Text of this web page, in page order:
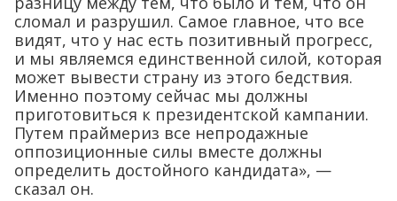
сломал и разрушил. Самое главное, что все
видят, что у нас есть позитивный прогресс,
и мы являемся единственной силой, которая
может вывести страну из этого бедствия.
Именно поэтому сейчас мы должны
приготовиться к президентской кампании.
Путем праймериз все непродажные
оппозиционные силы вместе должны
определить достойного кандидата», —
сказал он.